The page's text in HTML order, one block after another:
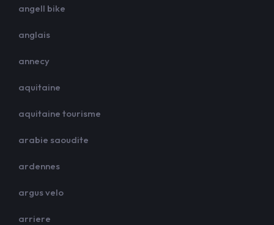
angell bike
anglais
annecy
aquitaine
aquitaine tourisme
arabie saoudite
ardennes
argus velo
arriere